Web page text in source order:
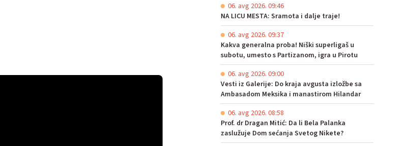
06. avg 2026. 09:46
NA LICU MESTA: Sramota i dalje traje!
06. avg 2026. 09:37
Kakva generalna proba! Niški superligaš u
subotu, umesto s Partizanom, igra u Pirotu
06. avg 2026. 09:00
Vesti iz Galerije: Do kraja avgusta izložbe sa
Ambasadom Meksika i manastirom Hilandar
06. avg 2026. 08:58
Prof. dr Dragan Mitić: Da li Bela Palanka
zaslužuje Dom sećanja Svetog Nikete?